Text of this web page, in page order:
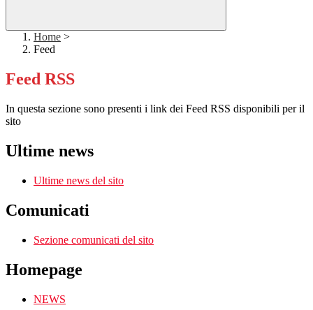
Home >
Feed
Feed RSS
In questa sezione sono presenti i link dei Feed RSS disponibili per il
sito
Ultime news
Ultime news del sito
Comunicati
Sezione comunicati del sito
Homepage
NEWS